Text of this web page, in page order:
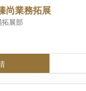
尚業務拓展
展部